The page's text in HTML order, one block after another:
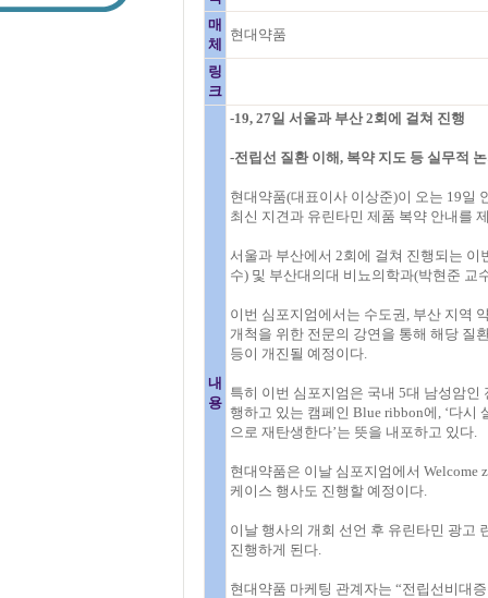
매
체
현대약품
링
크
내
용
-19, 27일 서울과 부산 2회에 걸쳐 진행
-전립선 질환 이해, 복약 지도 등 실무적
현대약품(대표이사 이상준)이 오는 19일
최신 지견과 유린타민 제품 복약 안내를
서울과 부산에서 2회에 걸쳐 진행되는
수) 및 부산대의대 비뇨의학과(박현준 교
이번 심포지엄에서는 수도권, 부산 지역
개척을 위한 전문의 강연을 통해 해당 질
등이 개진될 예정이다.
특히 이번 심포지엄은 국내 5대 남성암
행하고 있는 캠페인 Blue ribbon에, ‘다시
으로 재탄생한다’는 뜻을 내포하고 있다.
현대약품은 이날 심포지엄에서 Welcome
케이스 행사도 진행할 예정이다.
이날 행사의 개회 선언 후 유린타민 광고
진행하게 된다.
현대약품 마케팅 관계자는 “전립선비대